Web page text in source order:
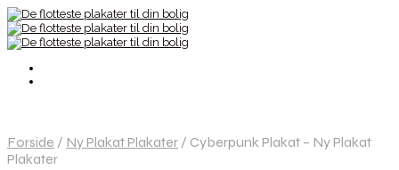
Forside / Ny Plakat Plakater / Cyberpunk Plakat – Ny Plakat
Plakater